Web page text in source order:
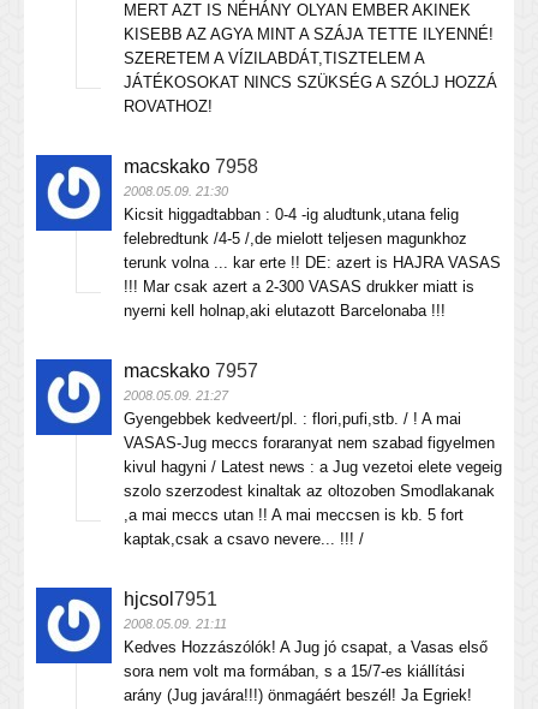
MERT AZT IS NÉHÁNY OLYAN EMBER AKINEK
KISEBB AZ AGYA MINT A SZÁJA TETTE ILYENNÉ!
SZERETEM A VÍZILABDÁT,TISZTELEM A
JÁTÉKOSOKAT NINCS SZÜKSÉG A SZÓLJ HOZZÁ
ROVATHOZ!
macskako 7958
2008.05.09. 21:30
Kicsit higgadtabban : 0-4 -ig aludtunk,utana felig
felebredtunk /4-5 /,de mielott teljesen magunkhoz
terunk volna ... kar erte !! DE: azert is HAJRA VASAS
!!! Mar csak azert a 2-300 VASAS drukker miatt is
nyerni kell holnap,aki elutazott Barcelonaba !!!
macskako 7957
2008.05.09. 21:27
Gyengebbek kedveert/pl. : flori,pufi,stb. / ! A mai
VASAS-Jug meccs foraranyat nem szabad figyelmen
kivul hagyni / Latest news : a Jug vezetoi elete vegeig
szolo szerzodest kinaltak az oltozoben Smodlakanak
,a mai meccs utan !! A mai meccsen is kb. 5 fort
kaptak,csak a csavo nevere... !!! /
hjcsol 7951
2008.05.09. 21:11
Kedves Hozzászólók! A Jug jó csapat, a Vasas első
sora nem volt ma formában, s a 15/7-es kiállítási
arány (Jug javára!!!) önmagáért beszél! Ja Egriek!